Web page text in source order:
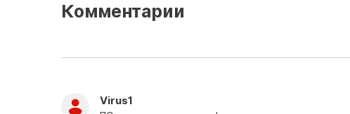
Комментарии
Virus1